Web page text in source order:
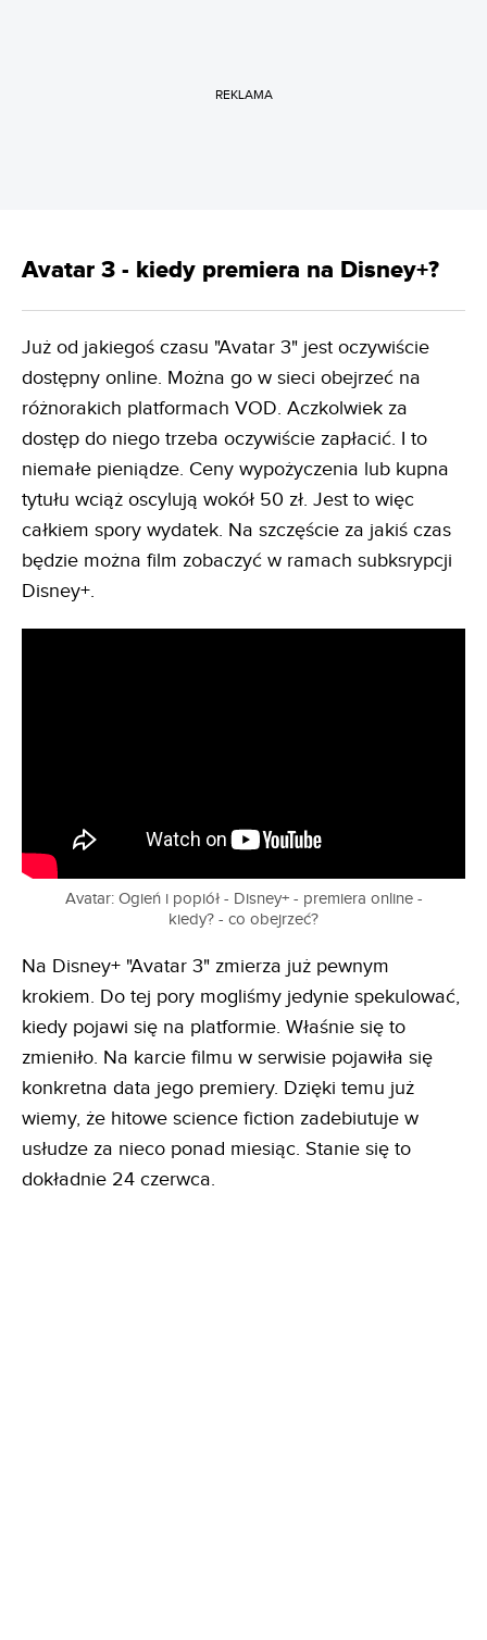
REKLAMA
Avatar 3 - kiedy premiera na Disney+?
Już od jakiegoś czasu "Avatar 3" jest oczywiście
dostępny online. Można go w sieci obejrzeć na
różnorakich platformach VOD. Aczkolwiek za
dostęp do niego trzeba oczywiście zapłacić. I to
niemałe pieniądze. Ceny wypożyczenia lub kupna
tytułu wciąż oscylują wokół 50 zł. Jest to więc
całkiem spory wydatek. Na szczęście za jakiś czas
będzie można film zobaczyć w ramach subksrypcji
Disney+.
Avatar: Ogień i popiół - Disney+ - premiera online -
kiedy? - co obejrzeć?
Na Disney+ "Avatar 3" zmierza już pewnym
krokiem. Do tej pory mogliśmy jedynie spekulować,
kiedy pojawi się na platformie. Właśnie się to
zmieniło. Na karcie filmu w serwisie pojawiła się
konkretna data jego premiery. Dzięki temu już
wiemy, że hitowe science fiction zadebiutuje w
usłudze za nieco ponad miesiąc. Stanie się to
dokładnie 24 czerwca.